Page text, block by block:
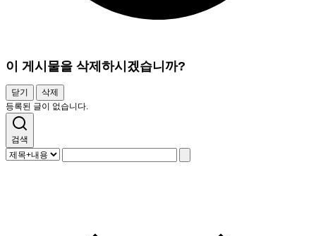
이 게시물을 삭제하시겠습니까?
닫기
삭제
등록된 글이 없습니다.
검색